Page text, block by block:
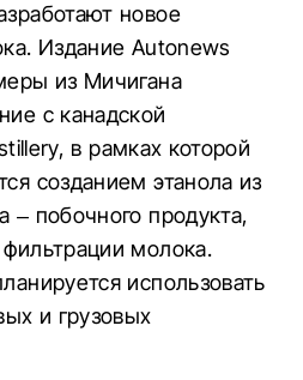
новое
Издание Autonews
из Мичигана
с канадской
в рамках которой
созданием этанола из
– побочного продукта,
молока.
использовать
и грузовых